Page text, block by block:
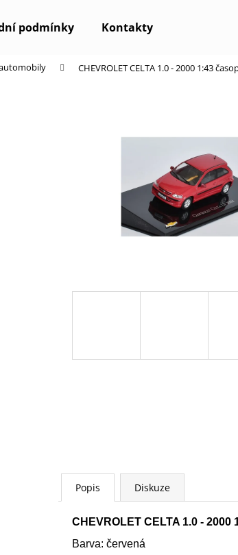
podmínky Kontakty
CHEVROLET CELTA 1.0 - 2000 1:43
Popis Diskuze
CHEVROLET CELTA 1.0 - 2000
Barva: červená
Co potřebujete
Doporučujeme
3 799 Kč